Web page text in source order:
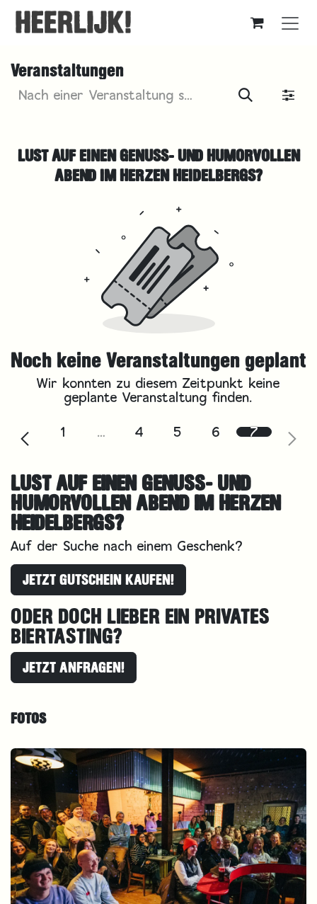
Zum Inhalt springen
Veranstaltungen
LUST AUF EINEN GENUSS- UND HUMORVOLLEN
ABEND IM HERZEN HEIDELBERGS?
Noch keine Veranstaltungen geplant
Wir konnten zu diesem Zeitpunkt keine
geplante Veranstaltung finden.
1
… 4 5 6 7
LUST AUF EINEN GENUSS- UND
HUMORVOLLEN ABEND IM HERZEN
HEIDELBERGS?
Auf der Suche nach einem Geschenk?
JETZT GUTSCHEIN KAUFEN!
ODER DOCH LIEBER EIN PRIVATES
BIERTASTING?
JETZT ANFRAGEN!
FOTOS